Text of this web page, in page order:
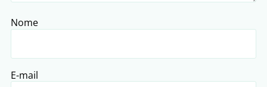
Nome
E-mail